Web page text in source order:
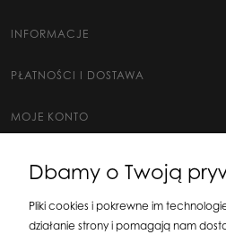
INFORMACJE
PŁATNOŚCI I DOSTAWA
MOJE KONTO
Dbamy o Twoją
Pliki cookies i pokrewne im
działanie strony i pomagają nam